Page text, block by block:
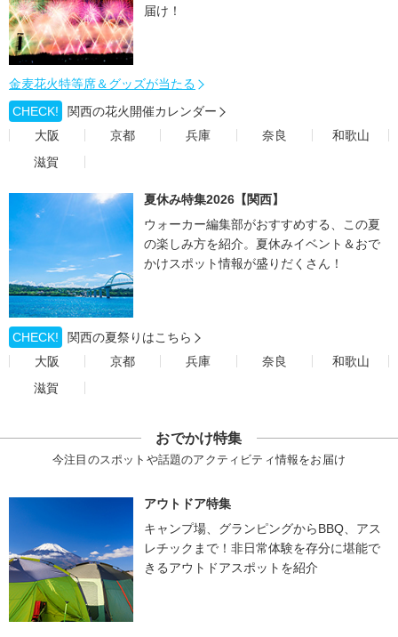
届け！
金麦花火特等席＆グッズが当たる
CHECK!
関西の花火開催カレンダー
大阪
京都 兵庫 奈良
和歌山
滋賀
夏休み特集2026【関西】
ウォーカー編集部がおすすめする、この夏
の楽しみ方を紹介。夏休みイベント＆おで
かけスポット情報が盛りだくさん！
CHECK!
関西の夏祭りはこちら
大阪
京都 兵庫 奈良
和歌山
滋賀
おでかけ特集
今注目のスポットや話題のアクティビティ情報をお届け
アウトドア特集
キャンプ場、グランピングからBBQ、アス
レチックまで！非日常体験を存分に堪能で
きるアウトドアスポットを紹介